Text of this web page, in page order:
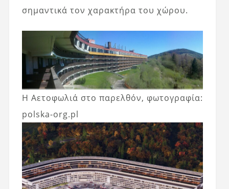
σημαντικά τον χαρακτήρα του χώρου.
Η Αετοφωλιά στο παρελθόν, φωτογραφία:
polska-org.pl